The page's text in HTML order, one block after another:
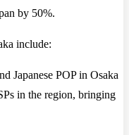
by 50%.
include:
Japanese POP in Osaka
in the region, bringing